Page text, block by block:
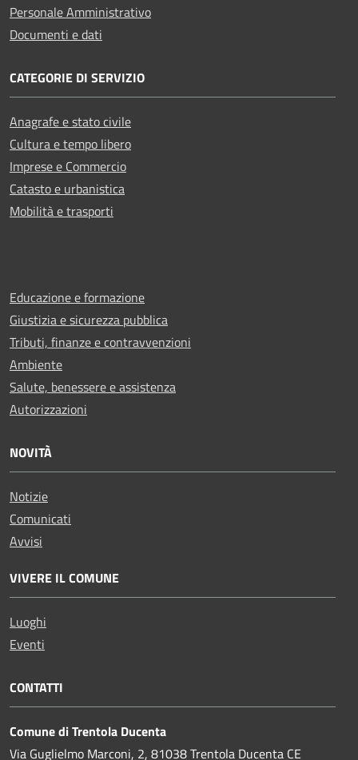
Personale Amministrativo
Documenti e dati
CATEGORIE DI SERVIZIO
Anagrafe e stato civile
Cultura e tempo libero
Imprese e Commercio
Catasto e urbanistica
Mobilità e trasporti
Educazione e formazione
Giustizia e sicurezza pubblica
Tributi, finanze e contravvenzioni
Ambiente
Salute, benessere e assistenza
Autorizzazioni
NOVITÀ
Notizie
Comunicati
Avvisi
VIVERE IL COMUNE
Luoghi
Eventi
CONTATTI
Comune di Trentola Ducenta
Via Guglielmo Marconi, 2, 81038 Trentola Ducenta CE